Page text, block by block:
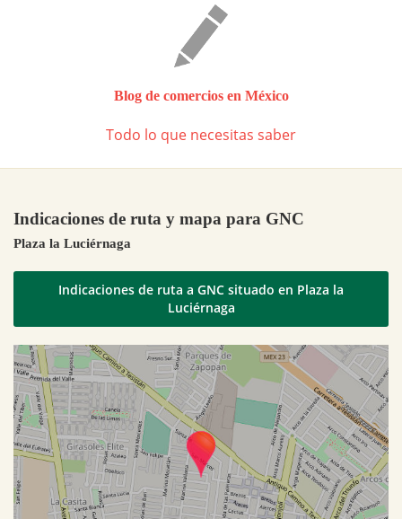
Blog de comercios en México
Todo lo que necesitas saber
Indicaciones de ruta y mapa para GNC
Plaza la Luciérnaga
Indicaciones de ruta a GNC situado en Plaza la
Luciérnaga